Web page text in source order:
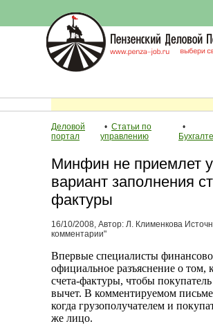
Деловой
портал
• Статьи по
управлению
•
Минфин не приемлет
вариант заполнения
фактуры
16/10/2008, Автор: Л. Клименкова
комментарии"
Впервые специалисты
официальное разъяснение о том,
счета-фактуры, чтобы
вычет. В комментируемом письме
когда грузополучателем и
же лицо.